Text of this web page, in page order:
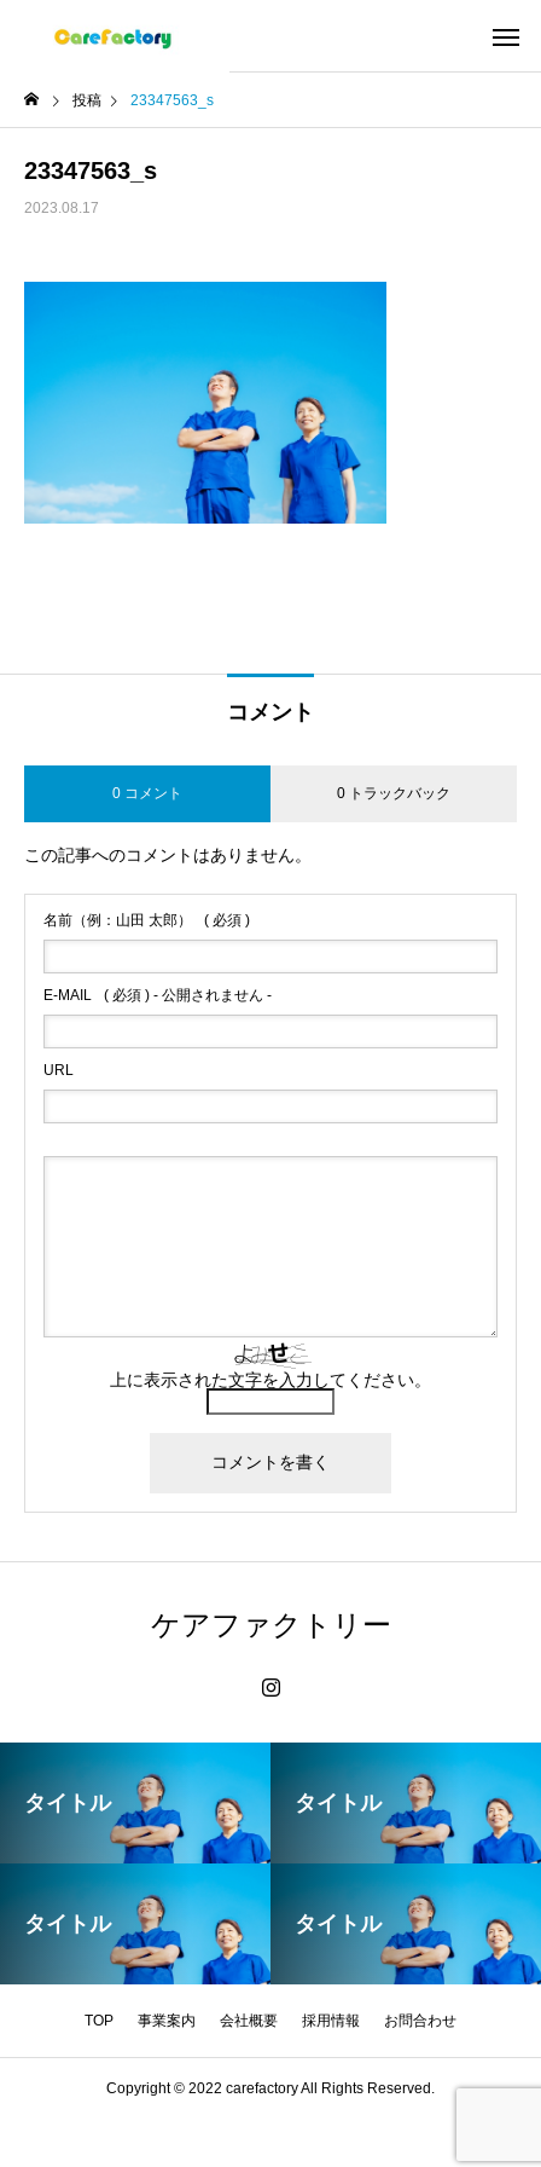
投稿 23347563_s
23347563_s
2023.08.17
コメント
0 コメント 0 トラックバック
この記事へのコメントはありません。
名前（例：山田 太郎） ( 必須 )
E-MAIL ( 必須 ) - 公開されません -
URL
上に表示された文字を入力してください。
ケアファクトリー
タイトル タイトル
タイトル タイトル
TOP 事業案内 会社概要 採用情報 お問合わせ
Copyright © 2022 carefactory All Rights Reserved.